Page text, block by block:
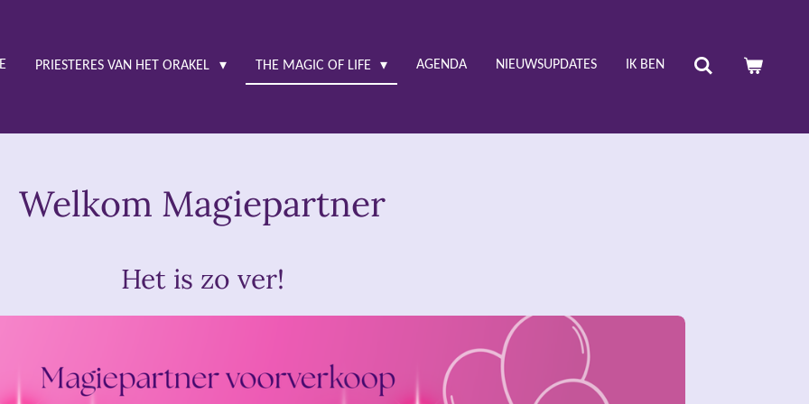
PRIESTERES VAN HET ORAKEL THE MAGIC OF LIFE AGENDA NIEUWSUPDATES IK BEN
Welkom Magiepartner
Het is zo ver!